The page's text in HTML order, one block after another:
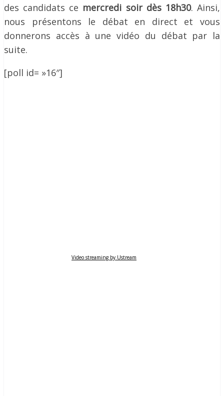
des candidats ce mercredi soir dès 18h30. Ainsi,
nous présentons le débat en direct et vous
donnerons accès à une vidéo du débat par la
suite.
[poll id= »16″]
Video streaming by Ustream